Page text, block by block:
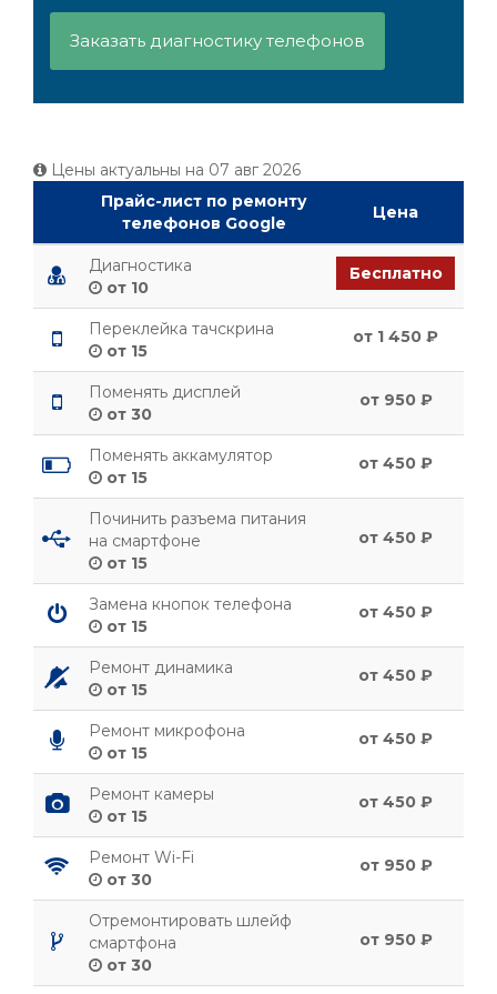
Заказать диагностику телефонов
Цены актуальны на 07 авг 2026
Прайс-лист по ремонту
телефонов Google
Цена
Диагностика
от 10
Бесплатно
Переклейка тачскрина
от 15
от 1 450 ₽
Поменять дисплей
от 30
от 950 ₽
Поменять аккамулятор
от 15
от 450 ₽
Починить разъема питания
на смартфоне
от 15
от 450 ₽
Замена кнопок телефона
от 15
от 450 ₽
Ремонт динамика
от 15
от 450 ₽
Ремонт микрофона
от 15
от 450 ₽
Ремонт камеры
от 15
от 450 ₽
Ремонт Wi-Fi
от 30
от 950 ₽
Отремонтировать шлейф
смартфона
от 30
от 950 ₽